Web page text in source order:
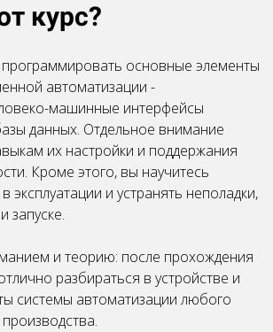
курс?
программировать основные элементы
автоматизации -
машинные интерфейсы
данных. Отдельное внимание
их настройки и поддержания
Кроме этого, вы научитесь
эксплуатации и устранять неполадки,
запуске.
и теорию: после прохождения
разбираться в устройстве и
системы автоматизации любого